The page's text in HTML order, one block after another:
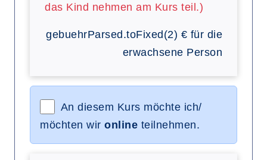
das Kind nehmen am Kurs teil.)
gebuehrParsed.toFixed(2) € für die
erwachsene Person
An diesem Kurs möchte ich/
möchten wir online teilnehmen.